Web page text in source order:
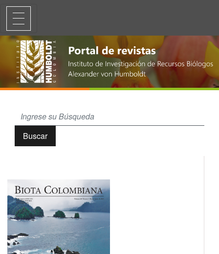
Primer registro del género Metadinophysis Nie y Wang
Buscar